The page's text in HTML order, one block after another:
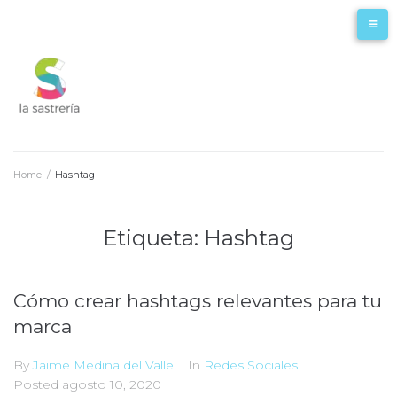
Home / Hashtag
Etiqueta: Hashtag
Cómo crear hashtags relevantes para tu
marca
ByJaime Medina del Valle In Redes Sociales
Posted agosto 10, 2020